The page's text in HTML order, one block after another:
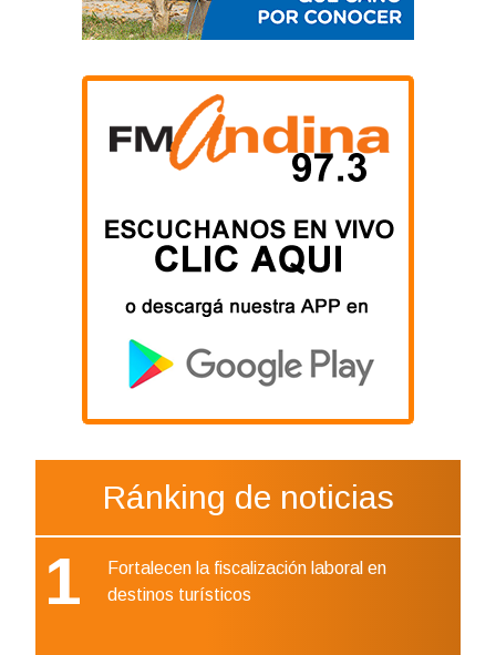
Ránking de noticias
1
Fortalecen la fiscalización laboral en
destinos turísticos